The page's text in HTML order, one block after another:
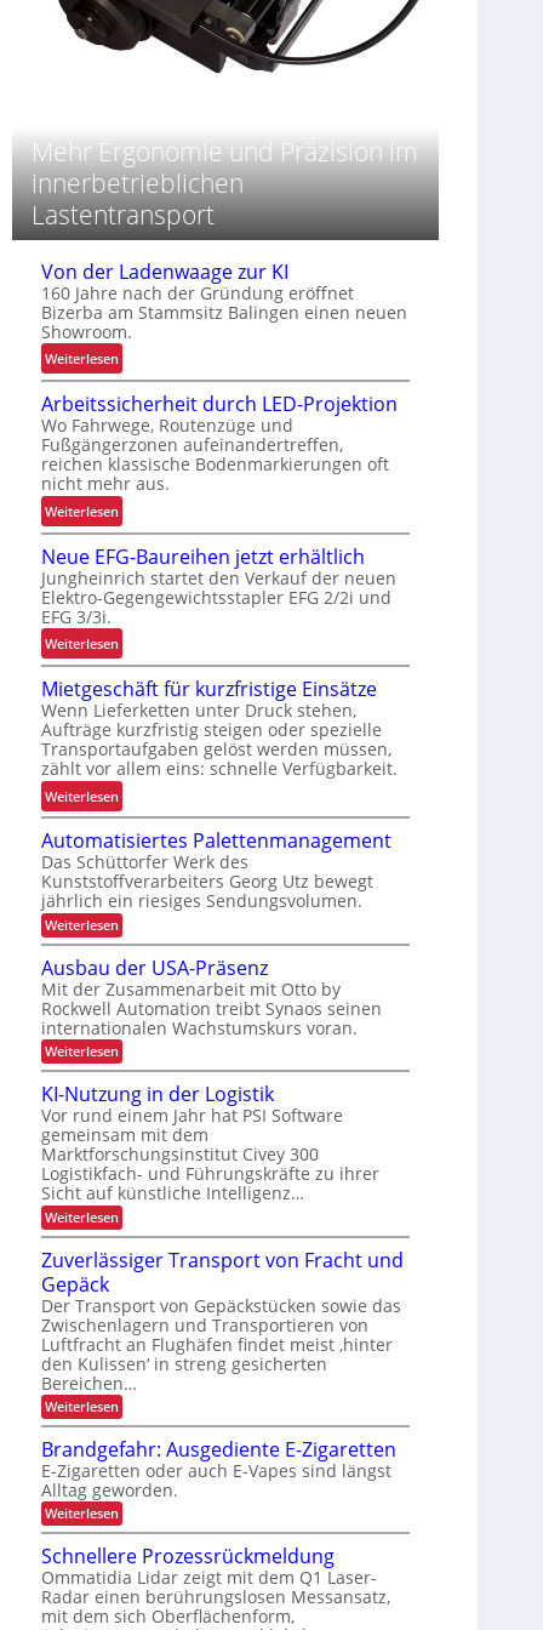
Mehr Ergonomie und Präzision im
innerbetrieblichen
Lastentransport
Von der Ladenwaage zur KI
160 Jahre nach der Gründung eröffnet
Bizerba am Stammsitz Balingen einen neuen
Showroom.
Weiterlesen:
V
o
n
d
e
r
L
d
e
n
w
a
a
g
e
z
u
r
K
I
Arbeitssicherheit durch LED-Projektion
Wo Fahrwege, Routenzüge und
Fußgängerzonen aufeinandertreffen,
reichen klassische Bodenmarkierungen oft
nicht mehr aus.
Weiterlesen:
A
r
b
e
i
t
s
s
i
c
h
e
r
h
e
i
t
d
u
r
c
h
L
E
-
P
r
o
j
e
t
o
n
Neue EFG-Baureihen jetzt erhältlich
Jungheinrich startet den Verkauf der neuen
Elektro-Gegengewichtsstapler EFG 2/2i und
EFG 3/3i.
Weiterlesen:
N
e
u
e
E
F
G
B
a
u
r
e
i
h
e
n
j
t
z
t
e
r
h
ä
l
l
i
c
h
Mietgeschäft für kurzfristige Einsätze
Wenn Lieferketten unter Druck stehen,
Aufträge kurzfristig steigen oder spezielle
Transportaufgaben gelöst werden müssen,
zählt vor allem eins: schnelle Verfügbarkeit.
Weiterlesen:
M
i
e
t
g
e
s
c
h
ä
f
t
f
ü
r
k
u
r
z
f
i
s
t
i
g
e
E
i
n
s
ä
t
z
e
Automatisiertes Palettenmanagement
Das Schüttorfer Werk des
Kunststoffverarbeiters Georg Utz bewegt
jährlich ein riesiges Sendungsvolumen.
Weiterlesen:
A
u
t
o
m
a
t
i
s
i
e
r
t
e
s
P
a
l
t
n
m
a
n
a
g
e
m
e
n
t
Ausbau der USA-Präsenz
Mit der Zusammenarbeit mit Otto by
Rockwell Automation treibt Synaos seinen
internationalen Wachstumskurs voran.
Weiterlesen:
A
s
b
a
u
d
e
r
U
S
A
-
r
ä
s
e
n
z
KI-Nutzung in der Logistik
Vor rund einem Jahr hat PSI Software
gemeinsam mit dem
Marktforschungsinstitut Civey 300
Logistikfach- und Führungskräfte zu ihrer
Sicht auf künstliche Intelligenz…
Weiterlesen:
K
-
u
t
z
u
n
g
i
n
e
r
L
o
g
i
s
t
i
k
Zuverlässiger Transport von Fracht und
Gepäck
Der Transport von Gepäckstücken sowie das
Zwischenlagern und Transportieren von
Luftfracht an Flughäfen findet meist ‚hinter
den Kulissen‘ in streng gesicherten
Bereichen…
Weiterlesen:
Z
u
v
e
r
l
ä
s
i
g
e
r
Brandgefahr: Ausgediente E-Zigaretten
E-Zigaretten oder auch E-Vapes sind längst
Alltag geworden.
Weiterlesen:
B
a
n
d
g
Schnellere Prozessrückmeldung
Ommatidia Lidar zeigt mit dem Q1 Laser-
Radar einen berührungslosen Messansatz,
mit dem sich Oberflächenform,